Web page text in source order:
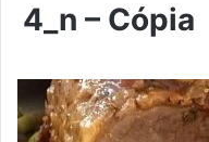
4_n – Cópia